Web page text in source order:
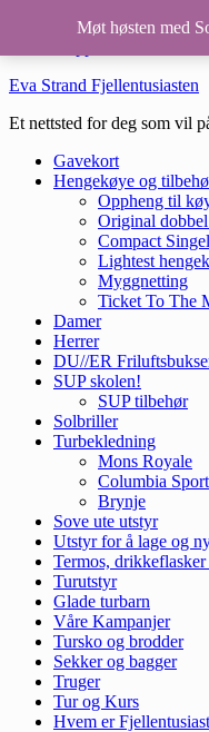
Hopp til
Eva Strand Fjellentusiasten
Et nettsted for deg som vil
Gavekort
Hengekøye og
Oppheng til
Original
Compact
Lightest
Myggnetting
Ticket To The
Damer
Herrer
DU//ER
SUP skolen!
SUP tilbehør
Solbriller
Turbekledning
Mons Royale
Columbia
Brynje
Sove ute utstyr
Utstyr for å lage og
Termos,
Turutstyr
Glade turbarn
Våre Kampanjer
Tursko og brodder
Sekker og bagger
Truger
Tur og Kurs
Hvem er
Møt høsten med